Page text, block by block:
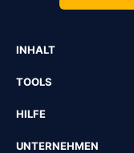
INHALT
TOOLS
HILFE
UNTERNEHMEN